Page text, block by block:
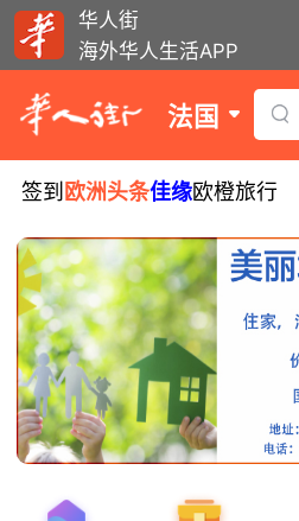
华人街
海外华人生活APP
法国
签到 欧洲头条佳缘欧橙旅行